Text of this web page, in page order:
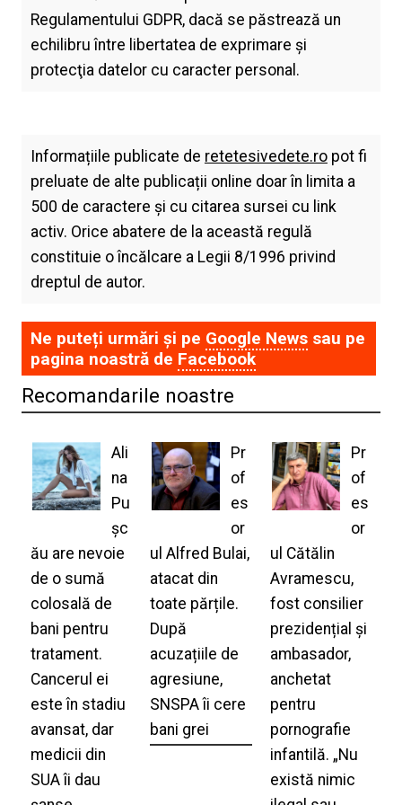
Regulamentului GDPR, dacă se păstrează un
echilibru între libertatea de exprimare şi
protecţia datelor cu caracter personal.
Informațiile publicate de retetesivedete.ropot fi
preluate de alte publicații online doar în limita a
500 de caractere și cu citarea sursei cu link
activ. Orice abatere de la această regulă
constituie o încălcare a Legii 8/1996 privind
dreptul de autor.
Ne puteți urmări și pe Google Newssau pe
pagina noastră de Facebook
Recomandarile noastre
Ali
na
Pu
șc
ău are nevoie
de o sumă
colosală de
bani pentru
tratament.
Cancerul ei
este în stadiu
avansat, dar
medicii din
SUA îi dau
Pr
of
es
or
ul Alfred Bulai,
atacat din
toate părțile.
După
acuzațiile de
agresiune,
SNSPA îi cere
bani grei
Pr
of
es
or
ul Cătălin
Avramescu,
fost consilier
prezidențial și
ambasador,
anchetat
pentru
pornografie
infantilă. „Nu
există nimic